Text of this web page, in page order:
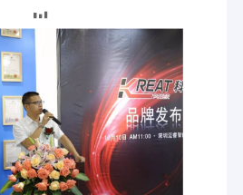
ムブルLEDドライバー
と熒光灯をより効率的で長持ちする
に置き換える傾向が明らかになって
電源に接続されているため(従来の照
おける駆動交流電流の変動の結
滅が発生するリスクがあります.フレッ
痛,ストレス,疲労を引き起こします
されない可能性があります.